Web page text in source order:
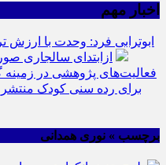
اخبار مهم
ابوترابی فرد: وحدت با
ازابتدای سالجاری صورت گرفت؛ روکش
فعالیت‌های پژوهشی در زمینه
برای رده سنی کودک
برچسب » نوری همدانی